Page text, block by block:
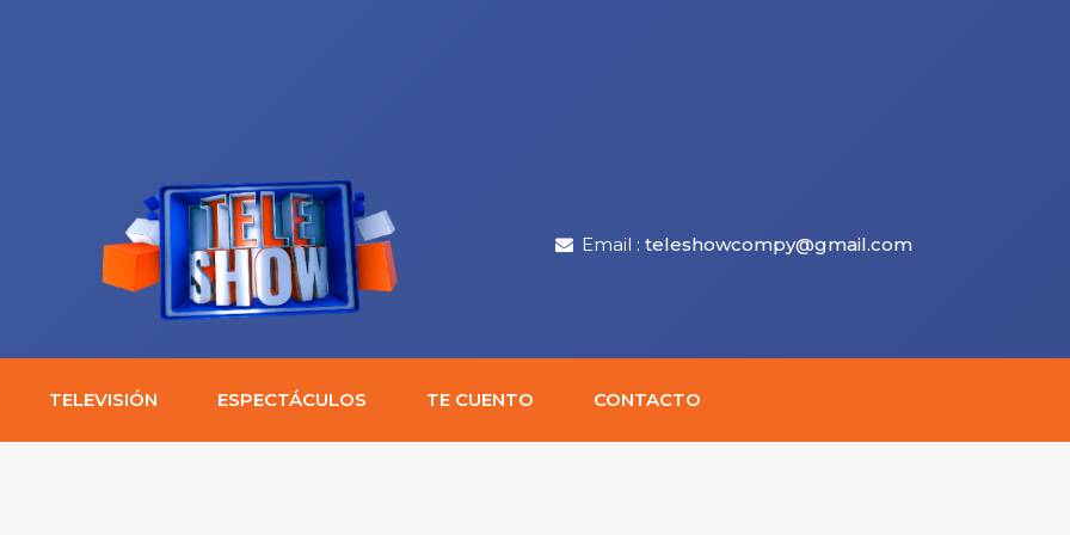
Email : teleshowcompy@gmail.com
TELEVISIÓN ESPECTÁCULOS TE CUENTO CONTACTO